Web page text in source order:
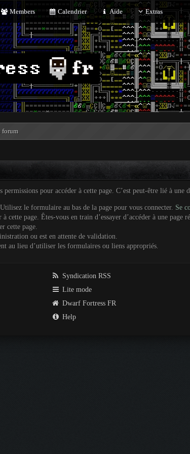
Members Calendrier Aide Extras
forum
permissions pour accéder à cette page. C’est peut-être lié à une
le formulaire au bas de la page pour vous connecter. Se
à cette page. Êtes-vous en train d’essayer d’accéder à une
cette page.
ou est en attente de validation.
au lieu d’utiliser les formulaires ou liens appropriés.
Syndication RSS
Lite mode
Dwarf Fortress FR
Help